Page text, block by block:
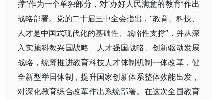
撑”作为一个单独部分，对“办好人民满意的教育”作出
战略部署。党的二十届三中全会指出，“教育、科技、
人才是中国式现代化的基础性、战略性支撑”，并从深
入实施科教兴国战略、人才强国战略、创新驱动发展
战略，统筹推进教育科技人才体制机制一体改革，健
全新型举国体制，提升国家创新体系整体效能出发，
对深化教育综合改革作出系统部署。在这次全国教育